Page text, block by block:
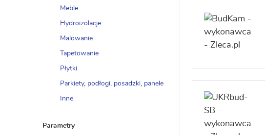
Meble
Hydroizolacje
Malowanie
Tapetowanie
Płytki
Parkiety, podłogi, posadzki, panele
Inne
Parametry